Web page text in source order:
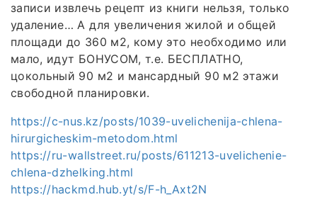
записи извлечь рецепт из книги нельзя, только
удаление… А для увеличения жилой и общей
площади до 360 м2, кому это необходимо или
мало, идут БОНУСОМ, т.е. БЕСПЛАТНО,
цокольный 90 м2 и мансардный 90 м2 этажи
свободной планировки.
https://c-nus.kz/posts/1039-uvelichenija-chlena-
hirurgicheskim-metodom.html
https://ru-wallstreet.ru/posts/611213-uvelichenie-
chlena-dzhelking.html
https://hackmd.hub.yt/s/F-h_Axt2N